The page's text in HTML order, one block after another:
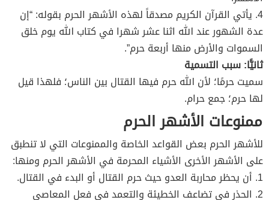
4. يأتي القرآن الكريم مصدقاً لهذه الأشهر الحرم بقوله: “إن
عدة الشهور عند الله اثنا عشر شهرا في كتاب الله يوم خلق
السموات والأرض منها أربعة حرم”.
ثانيًّا: سبب التسمية
سميت حرمًا؛ لأن الله حرم فيها القتال بين الناس؛ فلهذا قيل
لها حرم؛ جمع حرام.
ممنوعات الأشهر الحرم
للأشهر الحرم بعض القواعد الخاصة والممنوعات التي لا تنطبق
على الأشهر الأخرى الأشياء المحرمة في الأشهر الحرم ومنها:
1. أن يحظر محاربة العدو حيث حرم القتال أو البدء في القتال.
2. الحذر في تضاعف الخطيئة والتعمد في فعل المعاصي